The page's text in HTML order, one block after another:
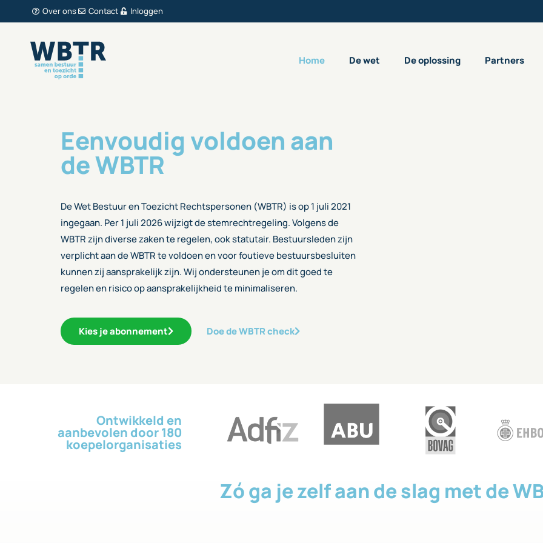
Over ons Contact Inloggen
Home De wet De oplossing Partners
Eenvoudig voldoen aan
de WBTR
De Wet Bestuur en Toezicht Rechtspersonen (WBTR) is op 1 juli 2021
ingegaan. Per 1 juli 2026 wijzigt de stemrechtregeling. Volgens de
WBTR zijn diverse zaken te regelen, ook statutair. Bestuursleden zijn
verplicht aan de WBTR te voldoen en voor foutieve bestuursbesluiten
kunnen zij aansprakelijk zijn. Wij ondersteunen je om dit goed te
regelen en risico op aansprakelijkheid te minimaliseren.
Kies je abonnement Doe de WBTR check
Ontwikkeld en
aanbevolen door 180
koepel­organisaties
Zó ga je zelf aan de slag met de